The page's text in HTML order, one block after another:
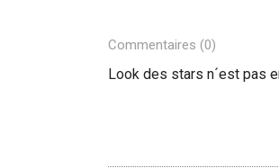
Commentaires (0)
Look des stars n´est pas